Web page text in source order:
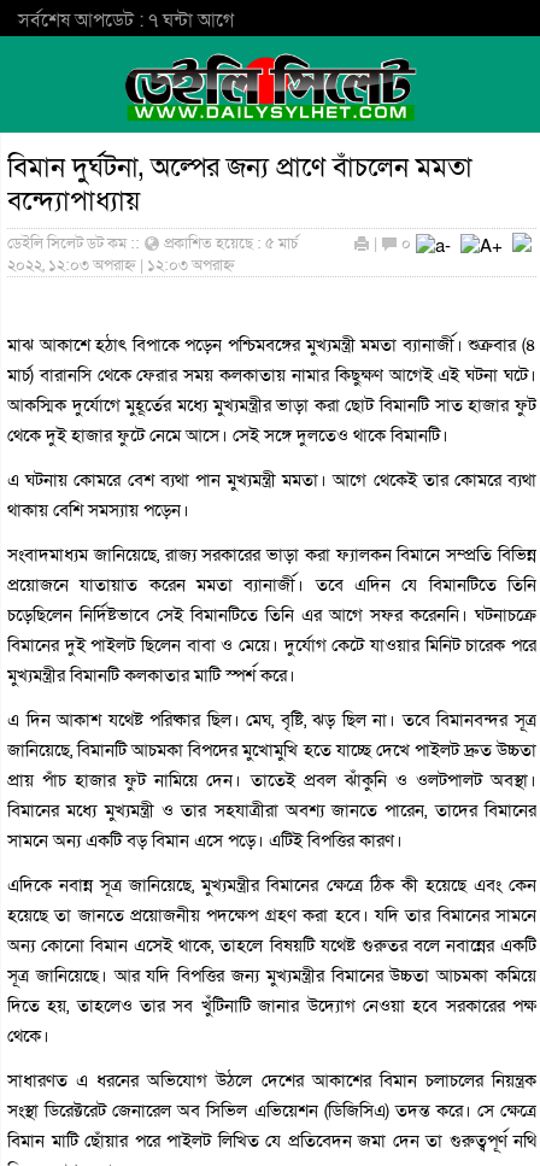
সর্বশেষ আপডেট : ৭ ঘন্টা আগে
বিমান দুর্ঘটনা, অল্পের জন্য প্রাণে বাঁচলেন মমতা
বন্দ্যোপাধ্যায়
ডেইলি সিলেট ডট কম ::
প্রকাশিত হয়েছে : ৫ মার্চ
২০২২, ১২:০৩ অপরাহ্ন | ১২:০৩ অপরাহ্ন
| ০
মাঝ আকাশে হঠাৎ বিপাকে পড়েন পশ্চিমবঙ্গের মুখ্যমন্ত্রী মমতা ব্যানার্জী। শুক্রবার (৪
মার্চ) বারানসি থেকে ফেরার সময় কলকাতায় নামার কিছুক্ষণ আগেই এই ঘটনা ঘটে।
আকস্মিক দুর্যোগে মুহূর্তের মধ্যে মুখ্যমন্ত্রীর ভাড়া করা ছোট বিমানটি সাত হাজার ফুট
থেকে দুই হাজার ফুটে নেমে আসে। সেই সঙ্গে দুলতেও থাকে বিমানটি।
এ ঘটনায় কোমরে বেশ ব্যথা পান মুখ্যমন্ত্রী মমতা। আগে থেকেই তার কোমরে ব্যথা
থাকায় বেশি সমস্যায় পড়েন।
সংবাদমাধ্যম জানিয়েছে, রাজ্য সরকারের ভাড়া করা ফ্যালকন বিমানে সম্প্রতি বিভিন্ন
প্রয়োজনে যাতায়াত করেন মমতা ব্যানার্জী। তবে এদিন যে বিমানটিতে তিনি
চড়েছিলেন নির্দিষ্টভাবে সেই বিমানটিতে তিনি এর আগে সফর করেননি। ঘটনাচক্রে
বিমানের দুই পাইলট ছিলেন বাবা ও মেয়ে। দুর্যোগ কেটে যাওয়ার মিনিট চারেক পরে
মুখ্যমন্ত্রীর বিমানটি কলকাতার মাটি স্পর্শ করে।
এ দিন আকাশ যথেষ্ট পরিষ্কার ছিল। মেঘ, বৃষ্টি, ঝড় ছিল না। তবে বিমানবন্দর সূত্র
জানিয়েছে, বিমানটি আচমকা বিপদের মুখোমুখি হতে যাচ্ছে দেখে পাইলট দ্রুত উচ্চতা
প্রায় পাঁচ হাজার ফুট নামিয়ে দেন। তাতেই প্রবল ঝাঁকুনি ও ওলটপালট অবস্থা।
বিমানের মধ্যে মুখ্যমন্ত্রী ও তার সহযাত্রীরা অবশ্য জানতে পারেন, তাদের বিমানের
সামনে অন্য একটি বড় বিমান এসে পড়ে। এটিই বিপত্তির কারণ।
এদিকে নবান্ন সূত্র জানিয়েছে, মুখ্যমন্ত্রীর বিমানের ক্ষেত্রে ঠিক কী হয়েছে এবং কেন
হয়েছে তা জানতে প্রয়োজনীয় পদক্ষেপ গ্রহণ করা হবে। যদি তার বিমানের সামনে
অন্য কোনো বিমান এসেই থাকে, তাহলে বিষয়টি যথেষ্ট গুরুতর বলে নবান্নের একটি
সূত্র জানিয়েছে। আর যদি বিপত্তির জন্য মুখ্যমন্ত্রীর বিমানের উচ্চতা আচমকা কমিয়ে
দিতে হয়, তাহলেও তার সব খুঁটিনাটি জানার উদ্যোগ নেওয়া হবে সরকারের পক্ষ
থেকে।
সাধারণত এ ধরনের অভিযোগ উঠলে দেশের আকাশের বিমান চলাচলের নিয়ন্ত্রক
সংস্থা ডিরেক্টরেট জেনারেল অব সিভিল এভিয়েশন (ডিজিসিএ) তদন্ত করে। সে ক্ষেত্রে
বিমান মাটি ছোঁয়ার পরে পাইলট লিখিত যে প্রতিবেদন জমা দেন তা গুরুত্বপূর্ণ নথি